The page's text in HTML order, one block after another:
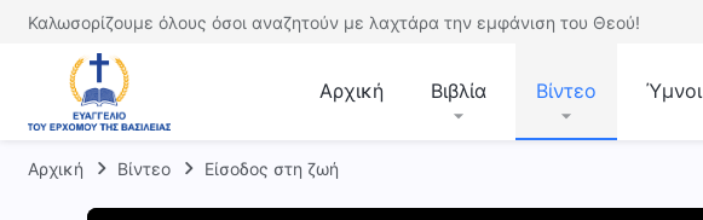
Καλωσορίζουμε όλους όσοι αναζητούν με λαχτάρα την εμφάνιση του Θεού!
Αρχική Βιβλία Βίντεο Ύμνοι
Αρχική Βίντεο Είσοδος στη ζωή